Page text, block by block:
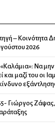
– Κοινότητα
2026
Να
και μαζί του οι
Γιώργος